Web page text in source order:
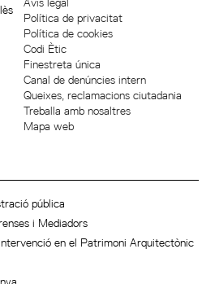
Política de privacitat
Política de cookies
Codi Ètic
Finestreta única
Canal de denúncies intern
Queixes, reclamacions ciutadania
Treballa amb nosaltres
Mapa web
pública
i Mediadors
en el Patrimoni Arquitectònic